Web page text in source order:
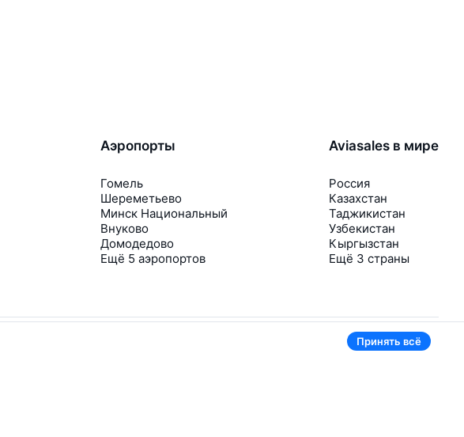
Аэропорты
Гомель
Шереметьево
Минск Национальный
Внуково
Домодедово
Ещё 5 аэропортов
Aviasales в мире
Россия
Казахстан
Таджикистан
Узбекистан
Кыргызстан
Ещё 3 страны
Принять всё